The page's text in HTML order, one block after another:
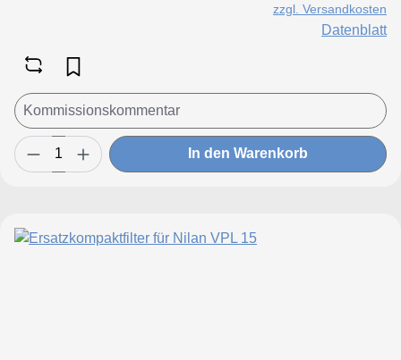
zzgl. Versandkosten
Datenblatt
In den Warenkorb